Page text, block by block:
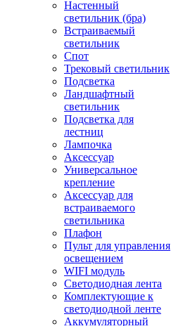
Настенный
светильник (бра)
Встраиваемый
светильник
Спот
Трековый светильник
Подсветка
Ландшафтный
светильник
Подсветка для
лестниц
Лампочка
Аксессуар
Универсальное
крепление
Аксессуар для
встраиваемого
светильника
Плафон
Пульт для управления
освещением
WIFI модуль
Светодиодная лента
Комплектующие к
светодиодной ленте
Аккумуляторный